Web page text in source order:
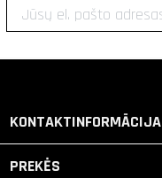
KONTAKTINFORMĀCIJA
PREKĖS